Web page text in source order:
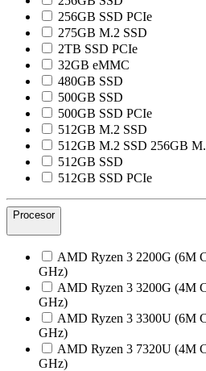
256GB SSD PCIe
275GB M.2 SSD
2TB SSD PCIe
32GB eMMC
480GB SSD
500GB SSD
500GB SSD PCIe
512GB M.2 SSD
512GB M.2 SSD 256GB
512GB SSD
512GB SSD PCIe
Procesor
AMD Ryzen 3 2200G (6M
GHz)
AMD Ryzen 3 3200G (4M
GHz)
AMD Ryzen 3 3300U (6M
GHz)
AMD Ryzen 3 7320U (4M
GHz)